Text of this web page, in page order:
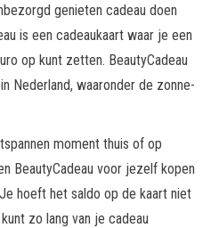
genieten cadeau doen
is een cadeaukaart waar je een
op kunt zetten. BeautyCadeau
Nederland, waaronder de zonne-
moment thuis of op
BeautyCadeau voor jezelf kopen
hoeft het saldo op de kaart niet
zo lang van je cadeau